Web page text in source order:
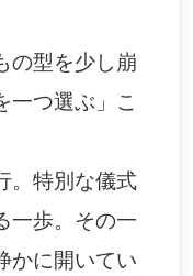
の型を少し崩
一つ選ぶ」こ
。特別な儀式
一歩。その一
かに開いてい